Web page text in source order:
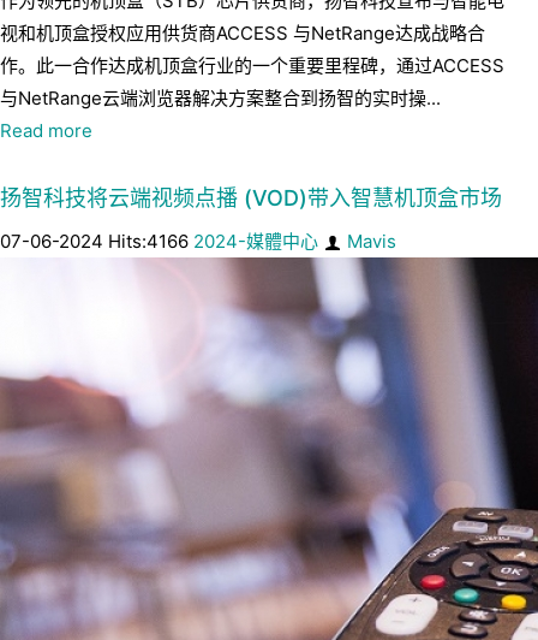
视和机顶盒授权应用供货商ACCESS 与NetRange达成战略合
作。此一合作达成机顶盒行业的一个重要里程碑，通过ACCESS
与NetRange云端浏览器解决方案整合到扬智的实时操...
Read more
扬智科技将云端视频点播 (VOD)带入智慧机顶盒市场
07-06-2024 Hits:4166 2024-媒體中心 Mavis